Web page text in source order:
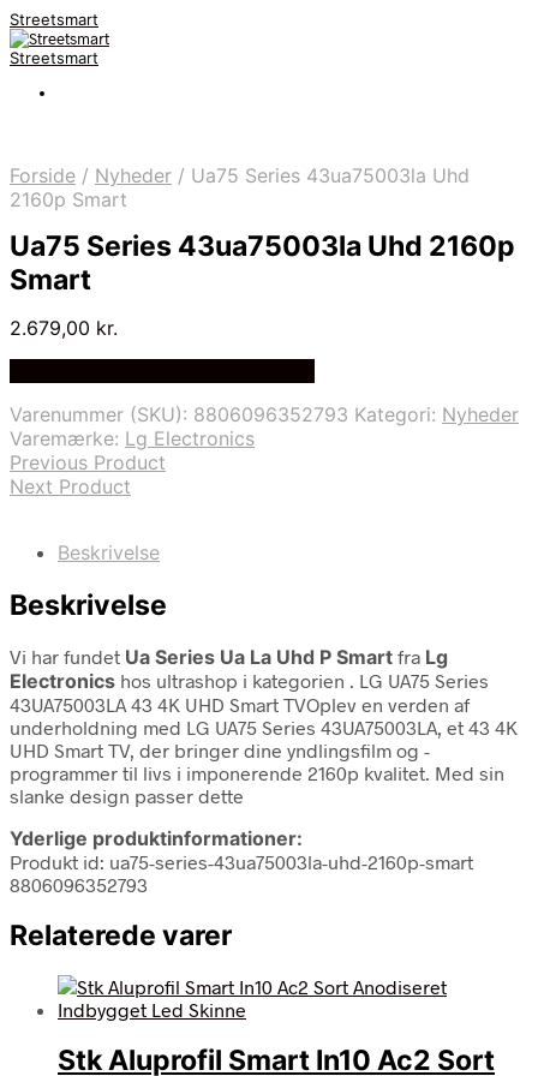
Streetsmart
Streetsmart
Forside / Nyheder / Ua75 Series 43ua75003la Uhd
2160p Smart
Ua75 Series 43ua75003la Uhd 2160p
Smart
2.679,00 kr.
Varenummer (SKU): 8806096352793 Kategori: Nyheder
Varemærke: Lg Electronics
Previous Product
Next Product
Beskrivelse
Beskrivelse
Vi har fundet Ua Series Ua La Uhd P Smart fra Lg
Electronics hos ultrashop i kategorien . LG UA75 Series
43UA75003LA 43 4K UHD Smart TVOplev en verden af
underholdning med LG UA75 Series 43UA75003LA, et 43 4K
UHD Smart TV, der bringer dine yndlingsfilm og -
programmer til livs i imponerende 2160p kvalitet. Med sin
slanke design passer dette
Yderlige produktinformationer:
Produkt id: ua75-series-43ua75003la-uhd-2160p-smart
8806096352793
Relaterede varer
Stk Aluprofil Smart In10 Ac2 Sort